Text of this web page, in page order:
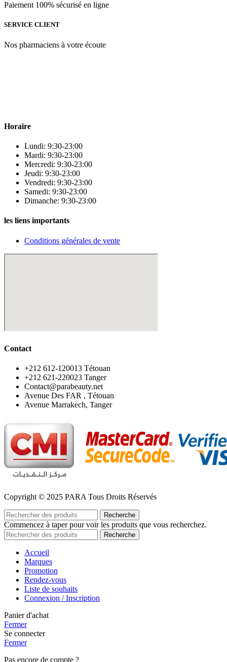
Paiement 100% sécurisé en ligne
SERVICE CLIENT
Nos pharmaciens à votre écoute
Horaire
Lundi: 9:30-23:00
Mardi: 9:30-23:00
Mercredi: 9:30-23:00
Jeudi: 9:30-23:00
Vendredi: 9:30-23:00
Samedi: 9:30-23:00
Dimanche: 9:30-23:00
les liens importants
Conditions générales de vente
Contact
‪+212 612-120013 Tétouan
‪+212 621-220023 Tanger
Contact@parabeauty.net
Avenue Des FAR , Tétouan
Avenue Marrakech, Tanger
Copyright © 2025 PARA Tous Droits Réservés
Recherche
Commencez à taper pour voir les produits que vous recherchez.
Recherche
Accueil
Marques
Promotion
Rendez-vous
Liste de souhaits
Connexion / Inscription
Panier d'achat
Fermer
Se connecter
Fermer
Pas encore de compte ?